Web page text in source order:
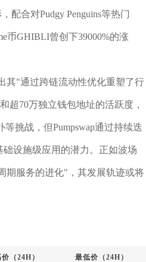
配合对Pudgy Penguins等热门
币GHIBLI曾创下39000%的涨
其"通过跨链流动性优化重塑了行
超70万独立钱包地址的活跃度，
挑战，但Pumpswap通过持续迭
设施级应用的潜力。正如波场
期服务的进化"，其发展轨迹或将
（24H） 最低价（24H）